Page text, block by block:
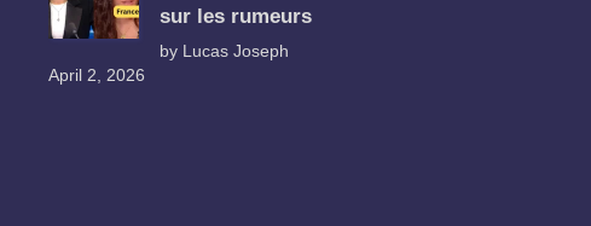
sur les rumeurs
by Lucas Joseph
April 2, 2026